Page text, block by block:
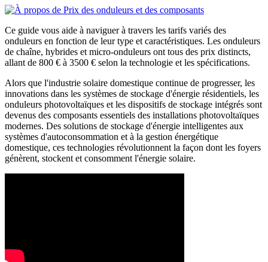
Ce guide vous aide à naviguer à travers les tarifs variés des
onduleurs en fonction de leur type et caractéristiques. Les onduleurs
de chaîne, hybrides et micro-onduleurs ont tous des prix distincts,
allant de 800 € à 3500 € selon la technologie et les spécifications.
Alors que l'industrie solaire domestique continue de progresser, les
innovations dans les systèmes de stockage d'énergie résidentiels, les
onduleurs photovoltaïques et les dispositifs de stockage intégrés sont
devenus des composants essentiels des installations photovoltaïques
modernes. Des solutions de stockage d'énergie intelligentes aux
systèmes d'autoconsommation et à la gestion énergétique
domestique, ces technologies révolutionnent la façon dont les foyers
génèrent, stockent et consomment l'énergie solaire.